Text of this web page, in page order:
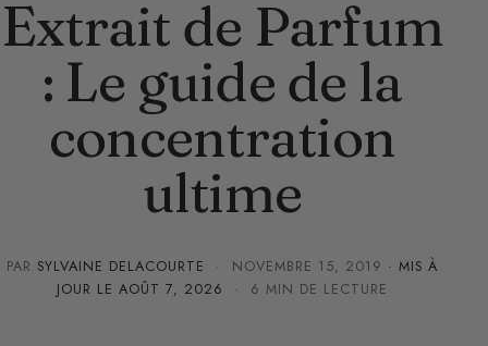
Extrait de Parfum
: Le guide de la
concentration
ultime
PAR SYLVAINE DELACOURTE · NOVEMBRE 15, 2019 · MIS À
JOUR LE AOÛT 7, 2026 · 6 MIN DE LECTURE